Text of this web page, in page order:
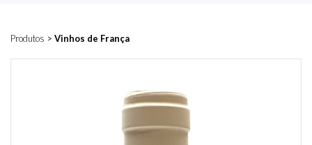
Produtos > Vinhos de França